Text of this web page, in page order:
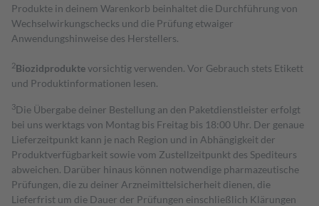
Produkte in deinem Warenkorb beinhaltet die Durchführung von
Wechselwirkungschecks und die Prüfung etwaiger
Anwendungshinweise des Herstellers.
2Biozidproduktevorsichtig verwenden. Vor Gebrauch stets Etikett
und Produktinformationen lesen.
3Die Übergabe deiner Bestellung an den Paketdienstleister erfolgt
bei uns werktags von Montag bis Freitag bis 18:00 Uhr. Der genaue
Lieferzeitpunkt kann je nach Region und in Abhängigkeit der
Produktverfügbarkeit sowie vom Zustellzeitpunkt des Spediteurs
abweichen. Darüber hinaus können notwendige pharmazeutische
Prüfungen, die zu deiner Arzneimittelsicherheit dienen, die
Lieferfrist um die Dauer der Prüfungen einschließlich Klärungen